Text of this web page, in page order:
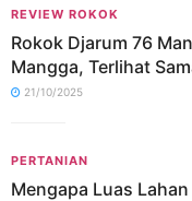
REVIEW ROKOK
Rokok Djarum 76
Mangga, Terlihat
21/10/2025
PERTANIAN
Mengapa Luas